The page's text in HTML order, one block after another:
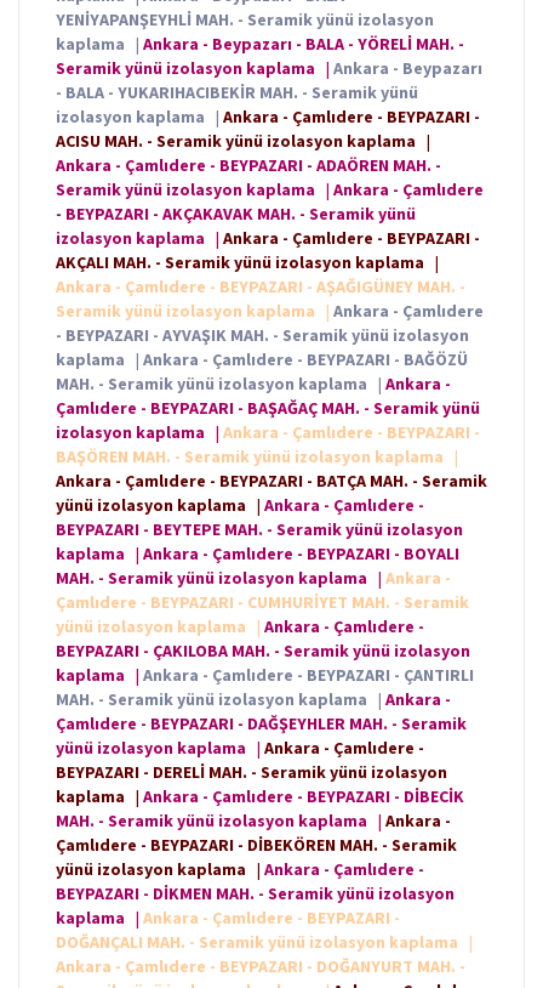
YENİYAPANŞEYHLİ MAH. - Seramik yünü izolasyon
kaplama | Ankara - Beypazarı - BALA - YÖRELİ MAH. -
Seramik yünü izolasyon kaplama | Ankara - Beypazarı
- BALA - YUKARIHACIBEKİR MAH. - Seramik yünü
izolasyon kaplama | Ankara - Çamlıdere - BEYPAZARI -
ACISU MAH. - Seramik yünü izolasyon kaplama |
Ankara - Çamlıdere - BEYPAZARI - ADAÖREN MAH. -
Seramik yünü izolasyon kaplama | Ankara - Çamlıdere
- BEYPAZARI - AKÇAKAVAK MAH. - Seramik yünü
izolasyon kaplama | Ankara - Çamlıdere - BEYPAZARI -
AKÇALI MAH. - Seramik yünü izolasyon kaplama |
Ankara - Çamlıdere - BEYPAZARI - AŞAĞIGÜNEY MAH. -
Seramik yünü izolasyon kaplama
| Ankara - Çamlıdere
- BEYPAZARI - AYVAŞIK MAH. - Seramik yünü izolasyon
kaplama | Ankara - Çamlıdere - BEYPAZARI - BAĞÖZÜ
MAH. - Seramik yünü izolasyon kaplama | Ankara -
Çamlıdere - BEYPAZARI - BAŞAĞAÇ MAH. - Seramik yünü
izolasyon kaplama | Ankara - Çamlıdere - BEYPAZARI -
BAŞÖREN MAH. - Seramik yünü izolasyon kaplama
|
Ankara - Çamlıdere - BEYPAZARI - BATÇA MAH. - Seramik
yünü izolasyon kaplama | Ankara - Çamlıdere -
BEYPAZARI - BEYTEPE MAH. - Seramik yünü izolasyon
kaplama | Ankara - Çamlıdere - BEYPAZARI - BOYALI
MAH. - Seramik yünü izolasyon kaplama | Ankara -
Çamlıdere - BEYPAZARI - CUMHURİYET MAH. - Seramik
yünü izolasyon kaplama
| Ankara - Çamlıdere -
BEYPAZARI - ÇAKILOBA MAH. - Seramik yünü izolasyon
kaplama | Ankara - Çamlıdere - BEYPAZARI - ÇANTIRLI
MAH. - Seramik yünü izolasyon kaplama | Ankara -
Çamlıdere - BEYPAZARI - DAĞŞEYHLER MAH. - Seramik
yünü izolasyon kaplama | Ankara - Çamlıdere -
BEYPAZARI - DERELİ MAH. - Seramik yünü izolasyon
kaplama | Ankara - Çamlıdere - BEYPAZARI - DİBECİK
MAH. - Seramik yünü izolasyon kaplama | Ankara -
Çamlıdere - BEYPAZARI - DİBEKÖREN MAH. - Seramik
yünü izolasyon kaplama | Ankara - Çamlıdere -
BEYPAZARI - DİKMEN MAH. - Seramik yünü izolasyon
kaplama | Ankara - Çamlıdere - BEYPAZARI -
DOĞANÇALI MAH. - Seramik yünü izolasyon kaplama
|
Ankara - Çamlıdere - BEYPAZARI - DOĞANYURT MAH. -